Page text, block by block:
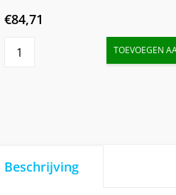
€84,71
TOEVOEGEN
Beschrijving